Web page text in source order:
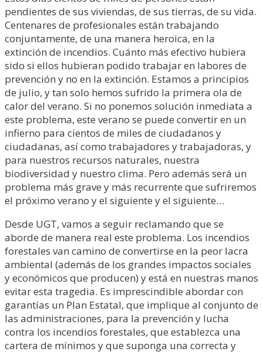
pendientes de sus viviendas, de sus tierras, de su vida.
Centenares de profesionales están trabajando
conjuntamente, de una manera heroica, en la
extinción de incendios. Cuánto más efectivo hubiera
sido si ellos hubieran podido trabajar en labores de
prevención y no en la extinción. Estamos a principios
de julio, y tan solo hemos sufrido la primera ola de
calor del verano. Si no ponemos solución inmediata a
este problema, este verano se puede convertir en un
infierno para cientos de miles de ciudadanos y
ciudadanas, así como trabajadores y trabajadoras, y
para nuestros recursos naturales, nuestra
biodiversidad y nuestro clima. Pero además será un
problema más grave y más recurrente que sufriremos
el próximo verano y el siguiente y el siguiente…
Desde UGT, vamos a seguir reclamando que se
aborde de manera real este problema. Los incendios
forestales van camino de convertirse en la peor lacra
ambiental (además de los grandes impactos sociales
y económicos que producen) y está en nuestras manos
evitar esta tragedia. Es imprescindible abordar con
garantías un Plan Estatal, que implique al conjunto de
las administraciones, para la prevención y lucha
contra los incendios forestales, que establezca una
cartera de mínimos y que suponga una correcta y